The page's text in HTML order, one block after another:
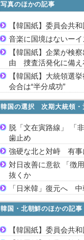
写真のほかの記事
【韓国紙】委員会共和
音楽に国境はないー
【韓国紙】企業が検
由 捜査活発化に備え
【韓国紙】大統領選
会合は“半分成功”
韓国の選択 次期大統領・
脱「文在寅路線」 「
歯止め
強硬な北と対峙 有事
対日改善に意欲 「徴
抜くか
「日米韓」復元へ
韓国・北朝鮮のほかの記事
【韓国紙】委員会共和